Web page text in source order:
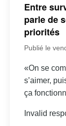
Entre
parle de
priorités
Publié le
«On se
s’aimer,
ça
Invalid